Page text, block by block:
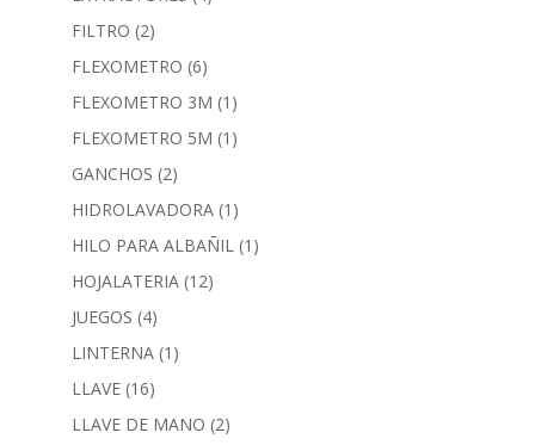
FILTRO (2)
FLEXOMETRO (6)
FLEXOMETRO 3M (1)
FLEXOMETRO 5M (1)
GANCHOS (2)
HIDROLAVADORA (1)
HILO PARA ALBAÑIL (1)
HOJALATERIA (12)
JUEGOS (4)
LINTERNA (1)
LLAVE (16)
LLAVE DE MANO (2)